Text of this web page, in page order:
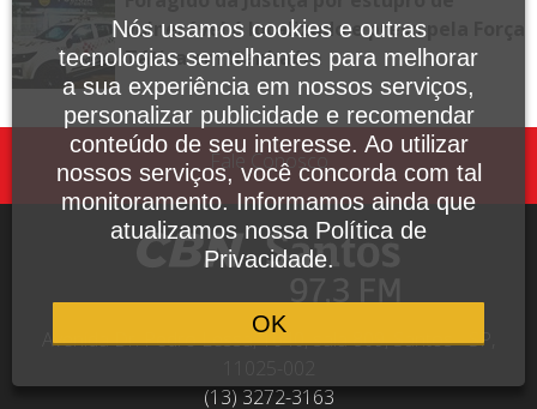
vulnerável é localizado e preso pela Força
Tática em Itanhaém
Fale Conosco
Avenida Dr. Pedro Lessa, 1640, sala 809, Santos - SP,
(13) 3272-3163
Nós usamos cookies e outras
tecnologias semelhantes para melhorar
a sua experiência em nossos serviços,
personalizar publicidade e recomendar
conteúdo de seu interesse. Ao utilizar
nossos serviços, você concorda com tal
monitoramento. Informamos ainda que
atualizamos nossa Política de
Privacidade.
OK